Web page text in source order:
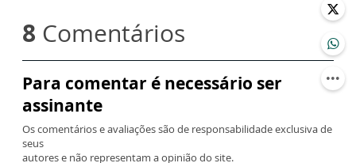
8 Comentários
Para comentar é necessário ser
assinante
Os comentários e avaliações são de responsabilidade exclusiva de
seus
autores e não representam a opinião do site.